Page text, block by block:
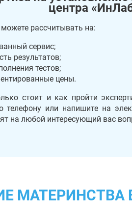
центра
рассчитывать на:
сервис;
результатов;
тестов;
цены.
стоит и как пройти
телефону или напишите на
на любой интересующий вас
МАТЕРИНСТВА